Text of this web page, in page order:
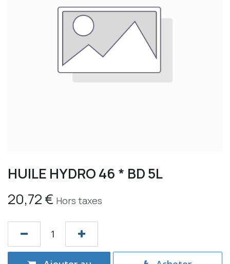
HUILE HYDRO 46 * BD 5L
20,72€ Hors taxes